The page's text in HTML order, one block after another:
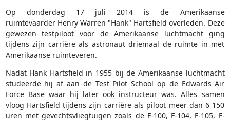
Op donderdag 17 juli 2014 is de Amerikaanse
ruimtevaarder Henry Warren "Hank" Hartsfield overleden. Deze
gewezen testpiloot voor de Amerikaanse luchtmacht ging
tijdens zijn carrière als astronaut driemaal de ruimte in met
Amerikaanse ruimteveren.
Nadat Hank Hartsfield in 1955 bij de Amerikaanse luchtmacht
studeerde hij af aan de Test Pilot School op de Edwards Air
Force Base waar hij later ook instructeur was. Alles samen
vloog Hartsfield tijdens zijn carrière als piloot meer dan 6 150
uren met gevechtsvliegtuigen zoals de F-100, F-104, F-105, F-